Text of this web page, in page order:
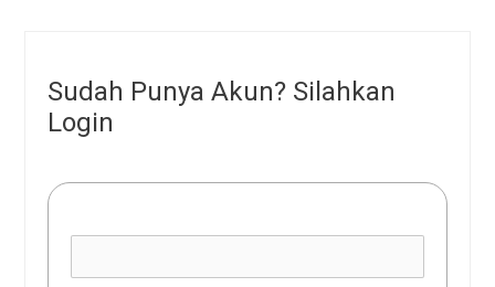
Sudah Punya Akun? Silahkan
Login